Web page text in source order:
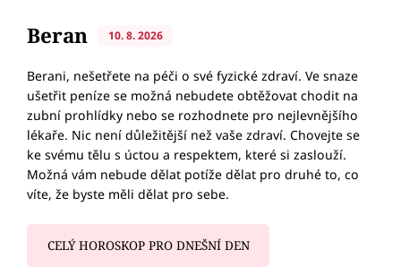
Beran 10. 8. 2026
Berani, nešetřete na péči o své fyzické zdraví. Ve snaze
ušetřit peníze se možná nebudete obtěžovat chodit na
zubní prohlídky nebo se rozhodnete pro nejlevnějšího
lékaře. Nic není důležitější než vaše zdraví. Chovejte se
ke svému tělu s úctou a respektem, které si zaslouží.
Možná vám nebude dělat potíže dělat pro druhé to, co
víte, že byste měli dělat pro sebe.
CELÝ HOROSKOP PRO DNEŠNÍ DEN